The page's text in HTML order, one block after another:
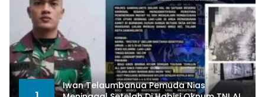
Iwan Telaumbanua Pemuda Nias